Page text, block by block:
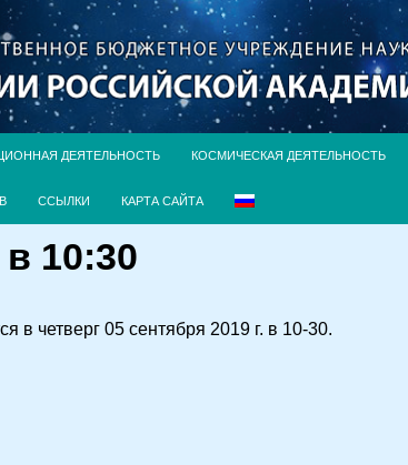
ДЕЯТЕЛЬНОСТЬ КОСМИЧЕСКАЯ ДЕЯТЕЛЬНОСТЬ
ССЫЛКИ КАРТА САЙТА
10:30
четверг 05 сентября 2019 г. в 10-30.